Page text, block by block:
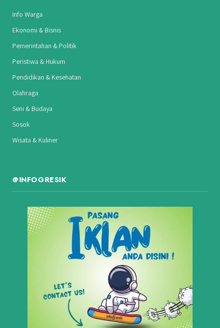
Info Warga
Ekonomi & Bisnis
Pemerintahan & Politik
Peristiwa & Hukum
Pendidikan & Kesehatan
Olahraga
Seni & Budaya
Sosok
Wisata & Kuliner
@INFOGRESIK